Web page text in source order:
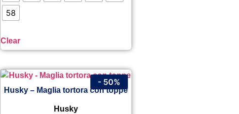
58
Clear
Husky – Maglia tortora con toppe
Husky
- 50%